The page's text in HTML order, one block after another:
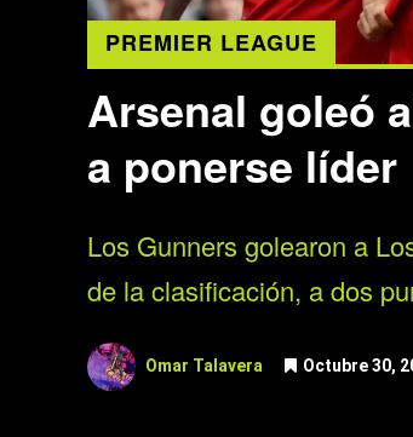
PREMIER LEAGUE
Arsenal goleó
a ponerse líder
Los Gunners golearon a
de la clasificación, a dos
Omar Talavera Octubre 30,